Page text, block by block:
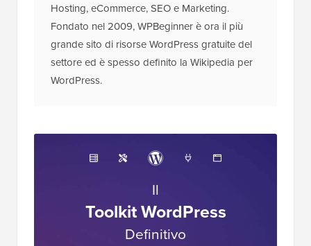
Hosting, eCommerce, SEO e Marketing.
Fondato nel 2009, WPBeginner è ora il più
grande sito di risorse WordPress gratuite del
settore ed è spesso definito la Wikipedia per
WordPress.
Il
Toolkit WordPress
Definitivo